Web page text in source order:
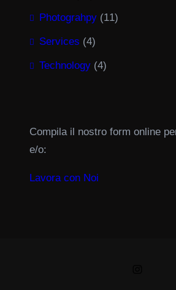
Photograhpy (11)
Services (4)
Technology (4)
Compila il nostro form online
e/o:
Lavora con Noi